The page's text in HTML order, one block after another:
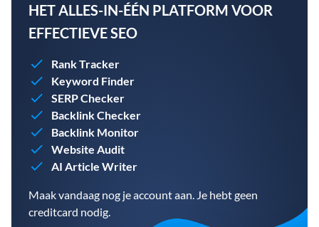
HET ALLES-IN-ÉÉN PLATFORM VOOR
EFFECTIEVE SEO
Rank Tracker
Keyword Finder
SERP Checker
Backlink Checker
Backlink Monitor
Website Audit
AI Article Writer
Maak vandaag nog je account aan. Je hebt geen
creditcard nodig.